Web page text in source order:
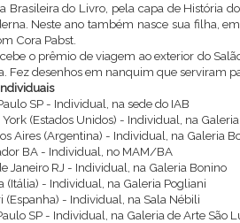
Brasileira do Livro, pela capa de História
Neste ano também nasce sua filha,
Cora Pabst.
o prêmio de viagem ao exterior do
Fez desenhos em nanquim que serviram
SP - Individual, na sede do IAB
York (Estados Unidos) - Individual, na
Aires (Argentina) - Individual, na Galeria
BA - Individual, no MAM/BA
Janeiro RJ - Individual, na Galeria Bonino
(Itália) - Individual, na Galeria Pogliani
(Espanha) - Individual, na Sala Nébili
SP - Individual, na Galeria de Arte São